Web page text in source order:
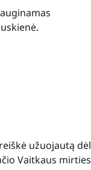
užuojautą dėl
Vaitkaus mirties